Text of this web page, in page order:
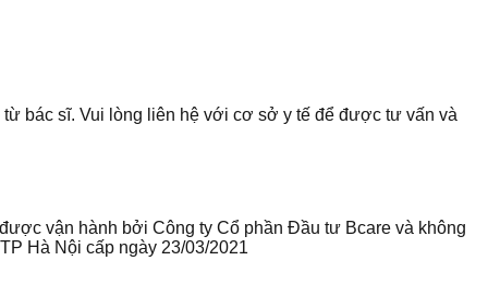
bác sĩ. Vui lòng liên hệ với cơ sở y tế để được tư vấn và
vận hành bởi Công ty Cổ phần Đầu tư Bcare và không
Hà Nội cấp ngày 23/03/2021